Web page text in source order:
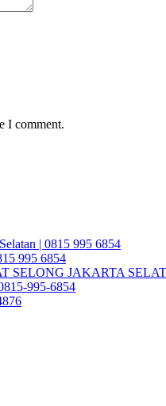
I comment.
| 0815 995 6854
995 6854
JAKARTA
995-6854